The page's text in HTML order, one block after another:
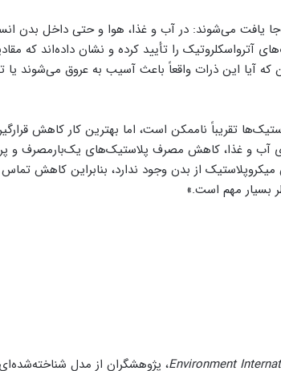
یافت می‌شوند: در آب و غذا، هوا و حتی داخل بدن
آترواسکلروتیک را تأیید کرده و نشان داده‌اند که
آیا این ذرات واقعاً باعث آسیب به عروق می‌شوند یا
تقریباً ناممکن است، اما بهترین کار کاهش
آب و غذا، کاهش مصرف پلاستیک‌های یک‌بارمصرف و
میکروپلاستیک از بدن وجود ندارد، بنابراین کاهش
بسیار مهم است.»
Environment، پژوهشگران از مدل